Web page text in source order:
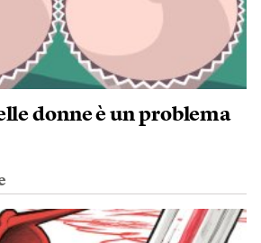
donne è un problema